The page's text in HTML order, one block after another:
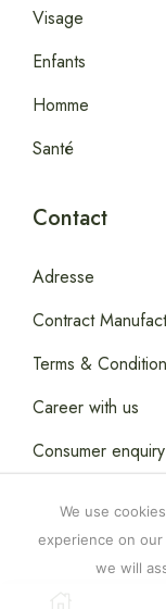
Visage
Enfants
Homme
Santé
Contact
Adresse
Contract
Terms & Condition
Career with us
Consumer enquiry
We use
experience on
we will